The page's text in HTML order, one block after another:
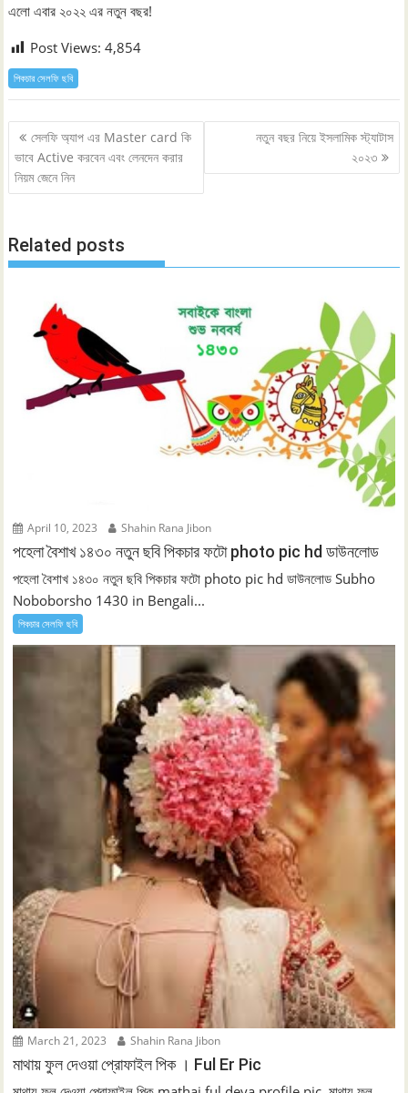
এলো এবার ২০২২ এর নতুন বছর!
Post Views: 4,854
পিকচার সেলফি ছবি
Post
navigation
সেলফি অ্যাপ এর Master card কি
ভাবে Active করবেন এবং লেনদেন করার
নিয়ম জেনে নিন
নতুন বছর নিয়ে ইসলামিক স্ট্যাটাস
২০২৩
Related posts
April 10, 2023 Shahin Rana Jibon
পহেলা বৈশাখ ১৪৩০ নতুন ছবি পিকচার ফটো photo pic hd ডাউনলোড
পহেলা বৈশাখ ১৪৩০ নতুন ছবি পিকচার ফটো photo pic hd ডাউনলোড Subho
Noboborsho 1430 in Bengali...
পিকচার সেলফি ছবি
March 21, 2023 Shahin Rana Jibon
মাথায় ফুল দেওয়া প্রোফাইল পিক । Ful Er Pic